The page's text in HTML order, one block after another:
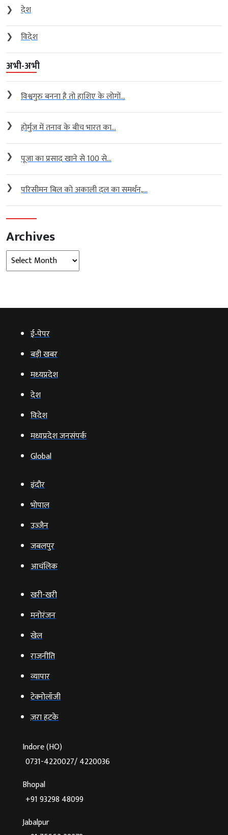
❯
देश
❯
विदेश
अभी-अभी
❯ विश्वगुरु बनना है तो हाशिए के लोगों...
❯ होर्मुज में तनाव के बीच भारत का...
❯ पूजा का प्रसाद खाने से 100 से...
❯ परिसीमन बिल को अकाली दल का समर्थन,...
Archives
Archives
ई‑पेपर
बड़ी खबर
मध्‍यप्रदेश
देश
विदेश
मध्यप्रदेश जनसंपर्क
Global
इंदौर
भोपाल
उज्‍जैन
जबलपुर
आचंलिक
खरी-खरी
मनोरंजन
खेल
राजनीति
व्‍यापार
टेक्‍नोलॉजी
ज़रा हटके
Indore (HO)
0731-4220027/ 4220036
Bhopal
+91 93298 48099
Jabalpur